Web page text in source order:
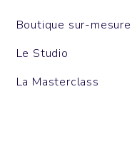
Boutique sur-mesure
Le Studio
La Masterclass